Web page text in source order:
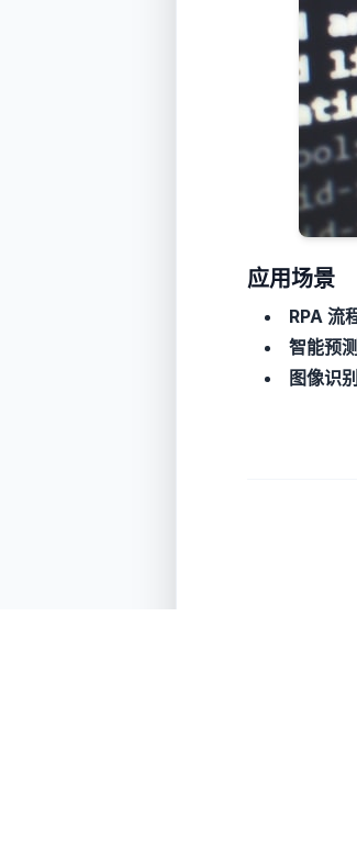
应用场景
RPA 流
智能预测
图像识别